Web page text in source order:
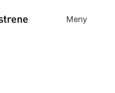
til
Meny